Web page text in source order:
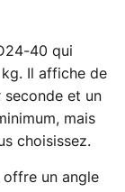
40 qui
Il affiche de
seconde et un
mais
choisissez.
offre un angle